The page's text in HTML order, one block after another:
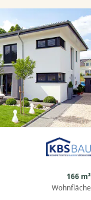
166 m²
Wohnfläche